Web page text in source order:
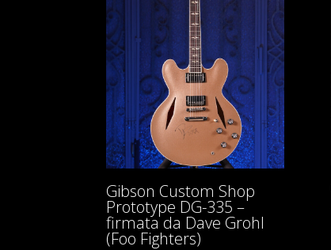
Gibson Custom Shop
Prototype DG-335 –
firmata da Dave Grohl
(Foo Fighters)